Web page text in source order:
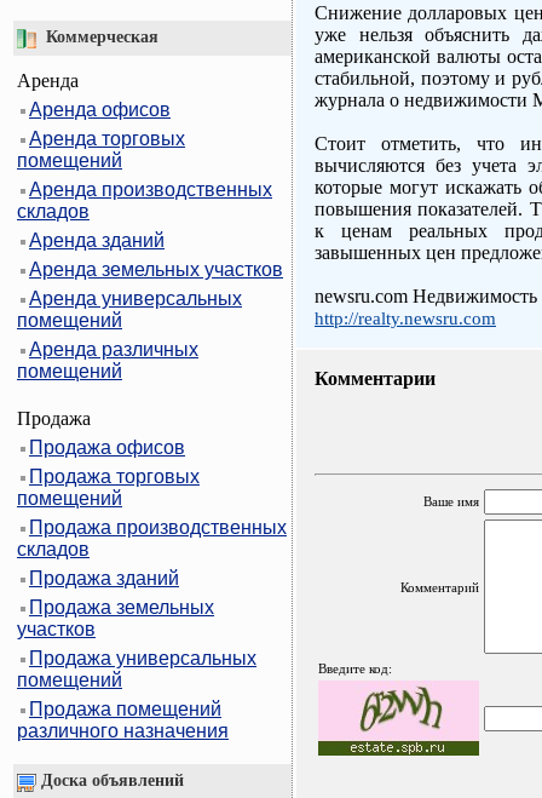
Коммерческая
Аренда
Аренда офисов
Аренда торговых
помещений
Аренда производственных
складов
Аренда зданий
Аренда земельных участков
Аренда универсальных
помещений
Аренда различных
помещений
Продажа
Продажа офисов
Продажа торговых
помещений
Продажа производственных
складов
Продажа зданий
Продажа земельных
участков
Продажа универсальных
помещений
Продажа помещений
различного назначения
Доска объявлений
Снижение долларовых
уже нельзя объяснить
американской валюты
стабильной, поэтому и
журнала о недвижимости
Стоит отметить, что
вычисляются без учета
которые могут искажать
повышения показателей.
к ценам реальных
завышенных цен
newsru.com Недвижимость
http://realty.newsru.com
Комментарии
Ваше имя
Комментарий
Введите код: